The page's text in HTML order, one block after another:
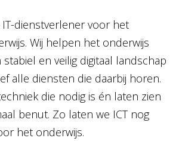
dienstverlener voor het
Wij helpen het onderwijs
en veilig digitaal landschap
alle diensten die daarbij horen.
die nodig is én laten zien
benut. Zo laten we ICT nog
het onderwijs.